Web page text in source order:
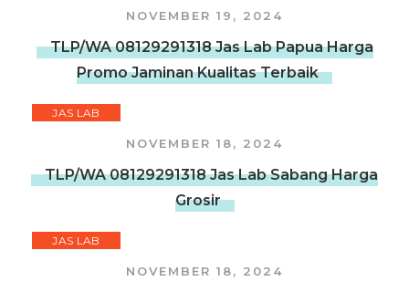
NOVEMBER 19, 2024
TLP/WA 08129291318 Jas Lab Papua Harga
Promo Jaminan Kualitas Terbaik
JAS LAB
NOVEMBER 18, 2024
TLP/WA 08129291318 Jas Lab Sabang Harga
Grosir
JAS LAB
NOVEMBER 18, 2024